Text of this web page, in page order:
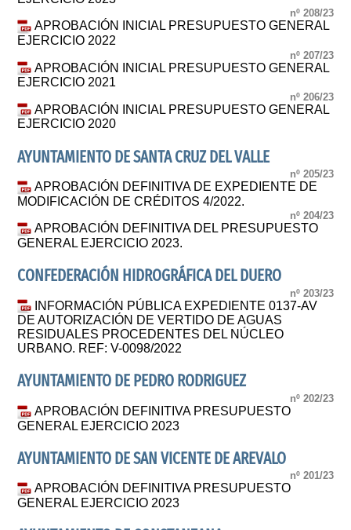
nº 208/23
APROBACIÓN INICIAL PRESUPUESTO GENERAL
EJERCICIO 2022
nº 207/23
APROBACIÓN INICIAL PRESUPUESTO GENERAL
EJERCICIO 2021
nº 206/23
APROBACIÓN INICIAL PRESUPUESTO GENERAL
EJERCICIO 2020
AYUNTAMIENTO DE SANTA CRUZ DEL VALLE
nº 205/23
APROBACIÓN DEFINITIVA DE EXPEDIENTE DE
MODIFICACIÓN DE CRÉDITOS 4/2022.
nº 204/23
APROBACIÓN DEFINITIVA DEL PRESUPUESTO
GENERAL EJERCICIO 2023.
CONFEDERACIÓN HIDROGRÁFICA DEL DUERO
nº 203/23
INFORMACIÓN PÚBLICA EXPEDIENTE 0137-AV
DE AUTORIZACIÓN DE VERTIDO DE AGUAS
RESIDUALES PROCEDENTES DEL NÚCLEO
URBANO. REF: V-0098/2022
AYUNTAMIENTO DE PEDRO RODRIGUEZ
nº 202/23
APROBACIÓN DEFINITIVA PRESUPUESTO
GENERAL EJERCICIO 2023
AYUNTAMIENTO DE SAN VICENTE DE AREVALO
nº 201/23
APROBACIÓN DEFINITIVA PRESUPUESTO
GENERAL EJERCICIO 2023